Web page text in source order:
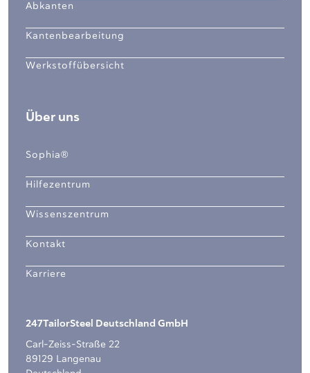
Abkanten
Kantenbearbeitung
Werkstoffübersicht
Über uns
Sophia®
Hilfezentrum
Wissenszentrum
Kontakt
Karriere
247TailorSteel Deutschland GmbH
Carl-Zeiss-Straße 22
89129 Langenau